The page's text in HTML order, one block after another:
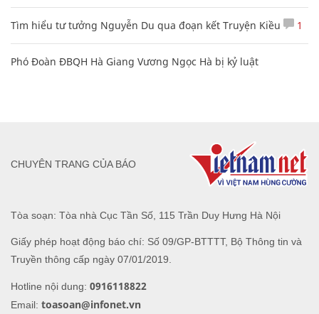
Tìm hiểu tư tưởng Nguyễn Du qua đoạn kết Truyện Kiều 1
Phó Đoàn ĐBQH Hà Giang Vương Ngọc Hà bị kỷ luật
Tòa soạn: Tòa nhà Cục Tần Số, 115 Trần Duy Hưng Hà Nội
Giấy phép hoạt động báo chí: Số 09/GP-BTTTT, Bộ Thông tin và
Truyền thông cấp ngày 07/01/2019.
Hotline nội dung: 0916118822
Email: toasoan@infonet.vn
CHUYÊN TRANG CỦA BÁO